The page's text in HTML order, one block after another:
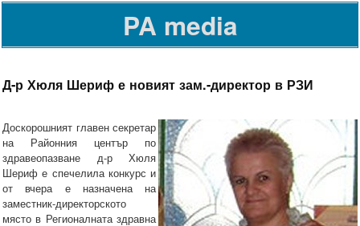
PA media
Д-р Хюля Шериф е новият зам.-директор в РЗИ
Доскорошният главен секретар
на Районния център по
здравеопазване д-р Хюля
Шериф е спечелила конкурс и
от вчера е назначена на
заместник-директорското
място в Регионалната здравна